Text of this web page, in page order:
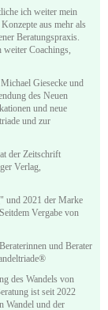
ich weiter mein
aus mehr als
Beratungspraxis.
Coachings,
Giesecke und
des Neuen
und neue
und zur
der Zeitschrift
Verlag,
und 2021 der Marke
Vergabe von
und Berater
des Wandels von
ist seit 2022
Wandel und der